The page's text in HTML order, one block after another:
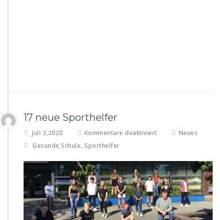
17 neue Sporthelfer
Juli 3,2020 Kommentare deaktiviert
1
7
n
e
u
e
Neues
Gesunde Schule, Sporthelfer